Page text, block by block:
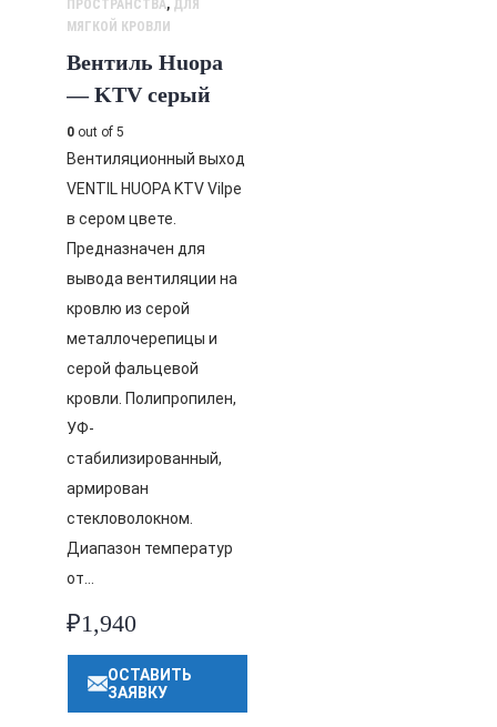
ПРОСТРАНСТВА, ДЛЯ
МЯГКОЙ КРОВЛИ
Вентиль Huopa
— KTV серый
0 out of 5
Вентиляционный выход
VENTIL HUOPA KTV Vilpe
в сером цвете.
Предназначен для
вывода вентиляции на
кровлю из серой
металлочерепицы и
серой фальцевой
кровли. Полипропилен,
УФ-
стабилизированный,
армирован
стекловолокном.
Диапазон температур
от…
₽1,940
ОСТАВИТЬ
ЗАЯВКУ